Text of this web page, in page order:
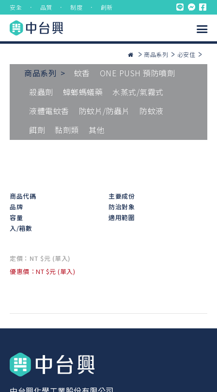
安全 ． 品質 ． 制度 ． 創新
商品系列 必安住
商品系列 > 蚊香
ONE PUSH 預防噴劑
殺蟲劑
蟑螂螞蟻藥
水蒸式/氣霧式
液體電蚊香
防蚊片/防蟲片
防蚊液
餌劑
黏劑類 其他
商品代碼
品牌
容量
入/箱數
主要成份
防治對象
適用範圍
定價：NT $元 (單入)
優惠價：NT $元 (單入)